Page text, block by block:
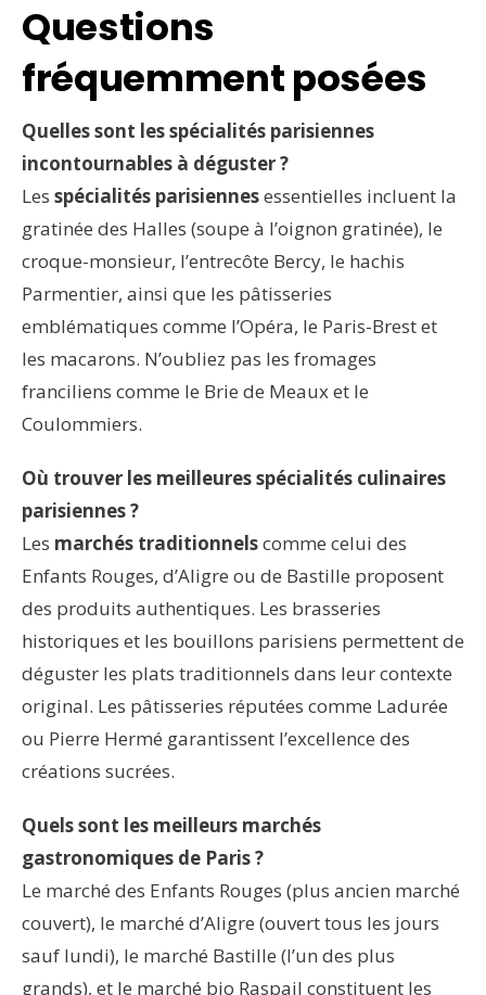
Questions
fréquemment posées
Quelles sont les spécialités parisiennes
incontournables à déguster ?
Les spécialités parisiennesessentielles incluent la
gratinée des Halles (soupe à l’oignon gratinée), le
croque-monsieur, l’entrecôte Bercy, le hachis
Parmentier, ainsi que les pâtisseries
emblématiques comme l’Opéra, le Paris-Brest et
les macarons. N’oubliez pas les fromages
franciliens comme le Brie de Meaux et le
Coulommiers.
Où trouver les meilleures spécialités culinaires
parisiennes ?
Les marchés traditionnelscomme celui des
Enfants Rouges, d’Aligre ou de Bastille proposent
des produits authentiques. Les brasseries
historiques et les bouillons parisiens permettent de
déguster les plats traditionnels dans leur contexte
original. Les pâtisseries réputées comme Ladurée
ou Pierre Hermé garantissent l’excellence des
créations sucrées.
Quels sont les meilleurs marchés
gastronomiques de Paris ?
Le marché des Enfants Rouges (plus ancien marché
couvert), le marché d’Aligre (ouvert tous les jours
sauf lundi), le marché Bastille (l’un des plus
grands), et le marché bio Raspail constituent les